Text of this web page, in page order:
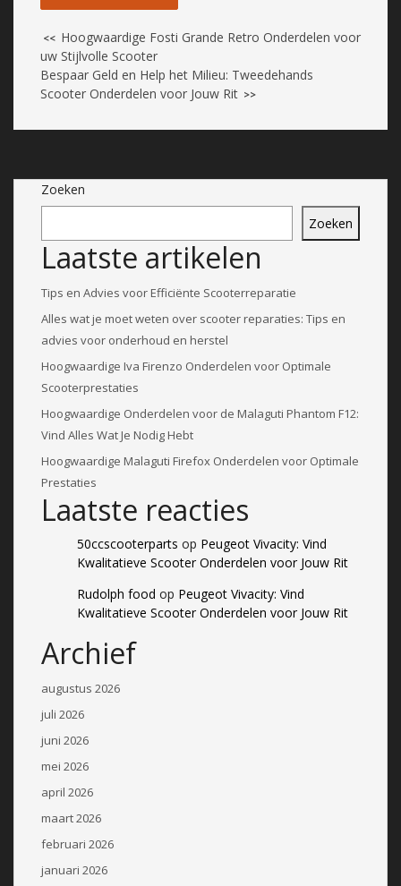
<< Hoogwaardige Fosti Grande Retro Onderdelen voor
uw Stijlvolle Scooter
Bespaar Geld en Help het Milieu: Tweedehands
Scooter Onderdelen voor Jouw Rit >>
Zoeken
Zoeken
Laatste artikelen
Tips en Advies voor Efficiënte Scooterreparatie
Alles wat je moet weten over scooter reparaties: Tips en
advies voor onderhoud en herstel
Hoogwaardige Iva Firenzo Onderdelen voor Optimale
Scooterprestaties
Hoogwaardige Onderdelen voor de Malaguti Phantom F12:
Vind Alles Wat Je Nodig Hebt
Hoogwaardige Malaguti Firefox Onderdelen voor Optimale
Prestaties
Laatste reacties
50ccscooterparts op Peugeot Vivacity: Vind
Kwalitatieve Scooter Onderdelen voor Jouw Rit
Rudolph food op Peugeot Vivacity: Vind
Kwalitatieve Scooter Onderdelen voor Jouw Rit
Archief
augustus 2026
juli 2026
juni 2026
mei 2026
april 2026
maart 2026
februari 2026
januari 2026